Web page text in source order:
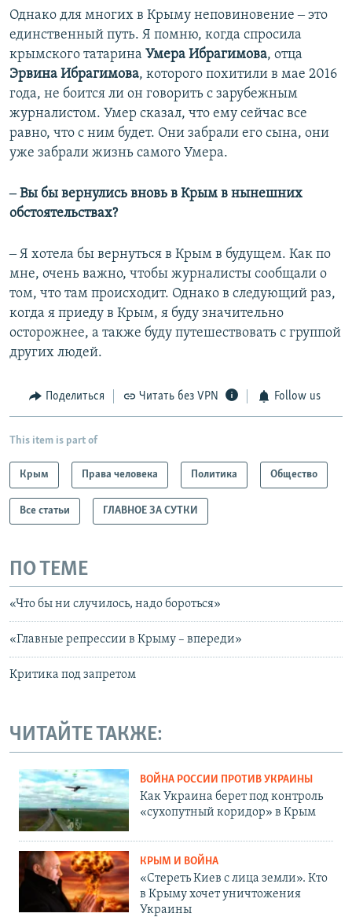
Однако для многих в Крыму неповиновение ‒ это
единственный путь. Я помню, когда спросила
крымского татарина Умера Ибрагимова, отца
Эрвина Ибрагимова, которого похитили в мае 2016
года, не боится ли он говорить с зарубежным
журналистом. Умер сказал, что ему сейчас все
равно, что с ним будет. Они забрали его сына, они
уже забрали жизнь самого Умера.
‒ Вы бы вернулись вновь в Крым в нынешних
обстоятельствах?
‒ Я хотела бы вернуться в Крым в будущем. Как по
мне, очень важно, чтобы журналисты сообщали о
том, что там происходит. Однако в следующий раз,
когда я приеду в Крым, я буду значительно
осторожнее, а также буду путешествовать с группой
других людей.
Поделиться Читать без VPN Follow us
This item is part of
Крым Права человека Политика Общество
Все статьи ГЛАВНОЕ ЗА СУТКИ
ПО ТЕМЕ
«Что бы ни случилось, надо бороться»
«Главные репрессии в Крыму – впереди»
Критика под запретом
ЧИТАЙТЕ ТАКЖЕ:
ВОЙНА РОССИИ ПРОТИВ УКРАИНЫ
Как Украина берет под контроль
«сухопутный коридор» в Крым
КРЫМ И ВОЙНА
«Стереть Киев с лица земли». Кто
в Крыму хочет уничтожения
Украины